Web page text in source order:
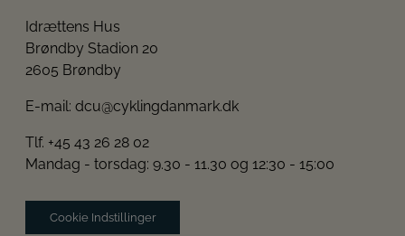
Idrættens Hus
Brøndby Stadion 20
2605 Brøndby
E-mail: dcu@cyklingdanmark.dk
Tlf. +45 43 26 28 02
Mandag - torsdag: 9.30 - 11.30 og 12:30 - 15:00
Cookie Indstillinger